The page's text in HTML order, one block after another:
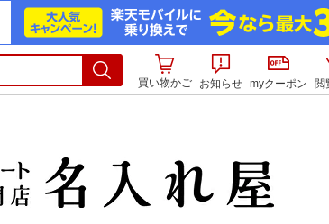
買い物かご
お知らせ myクーポン 閲